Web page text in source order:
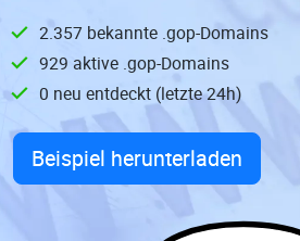
2.357 bekannte .gop-Domains
929 aktive .gop-Domains
0 neu entdeckt (letzte 24h)
Beispiel herunterladen